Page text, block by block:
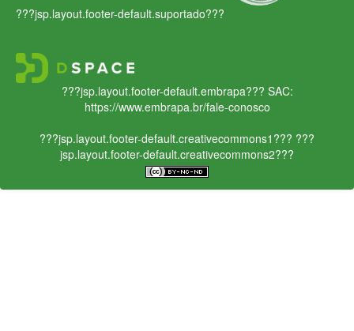
???jsp.layout.footer-default.suportado???
???jsp.layout.footer-default.embrapa??? SAC:
https://www.embrapa.br/fale-conosco
???jsp.layout.footer-default.creativecommons1??? ???
jsp.layout.footer-default.creativecommons2???